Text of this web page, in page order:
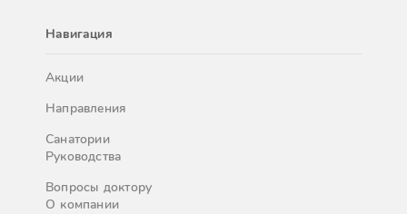
Навигация
Акции
Направления
Санатории
Руководства
Вопросы доктору
О компании